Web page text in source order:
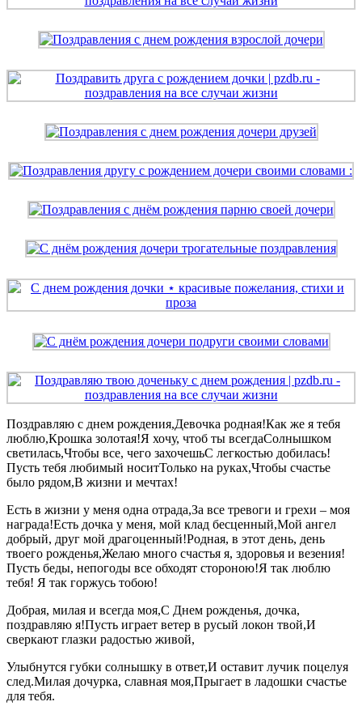
Поздравляю с днем рождения,Девочка родная!Как же я тебя
люблю,Крошка золотая!Я хочу, чтоб ты всегдаСолнышком
светилась,Чтобы все, чего захочешьС легкостью добилась!
Пусть тебя любимый носитТолько на руках,Чтобы счастье
было рядом,В жизни и мечтах!
Есть в жизни у меня одна отрада,За все тревоги и грехи – моя
награда!Есть дочка у меня, мой клад бесценный,Мой ангел
добрый, друг мой драгоценный!Родная, в этот день, день
твоего рожденья,Желаю много счастья я, здоровья и везения!
Пусть беды, непогоды все обходят стороною!Я так люблю
тебя! Я так горжусь тобою!
Добрая, милая и всегда моя,С Днем рожденья, дочка,
поздравляю я!Пусть играет ветер в русый локон твой,И
сверкают глазки радостью живой,
Улыбнутся губки солнышку в ответ,И оставит лучик поцелуя
след.Милая дочурка, славная моя,Прыгает в ладошки счастье
для тебя.